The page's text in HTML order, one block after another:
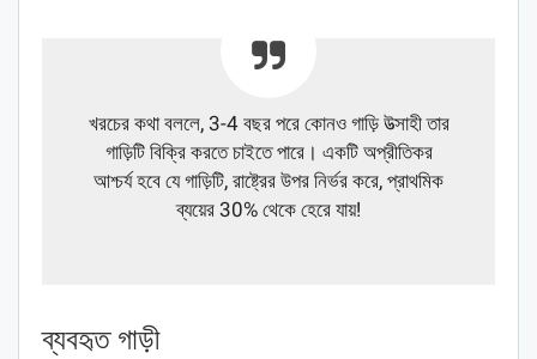
খরচের কথা বললে, 3-4 বছর পরে কোনও গাড়ি উত্সাহী তার
গাড়িটি বিক্রি করতে চাইতে পারে। একটি অপ্রীতিকর
আশ্চর্য হবে যে গাড়িটি, রাষ্ট্রের উপর নির্ভর করে, প্রাথমিক
ব্যয়ের 30% থেকে হেরে যায়!
ব্যবহৃত গাড়ী